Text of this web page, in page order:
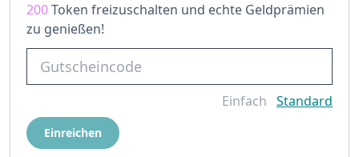
200Token freizuschalten und echte Geldprämien
zu genießen!
Einfach Standard
Einreichen